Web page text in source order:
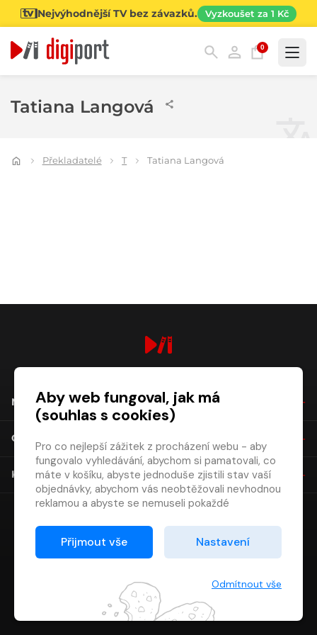
Nejvýhodnější TV bez závazků. Vyzkoušet za 1 Kč
0
Tatiana Langová
Překladatelé T Tatiana Langová
NÁKUP
O SPOLEČNOSTI
KONTAKT
Aby web fungoval, jak má
(souhlas s cookies)
Pro co nejlepší zážitek z procházení webu - aby
fungovalo vyhledávání, abychom si pamatovali, co
máte v košíku, abyste jednoduše zjistili stav vaší
objednávky, abychom vás neobtěžovali nevhodnou
reklamou a abyste se nemuseli pokaždé
Proto od vás potřebujeme souhlas se
zpracováním souborů cookies
Děkujeme, že nám ho dáte a pomůžete nám tak
Přijmout vše Nastavení
Odmítnout vše